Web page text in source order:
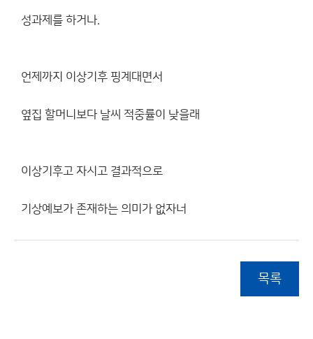
성과제를 하거나.
언제까지 이상기후 핑계대면서
옆집 할머니보다 날씨 적중률이 낮을래
이상기후고 자시고 결과적으로
기상예보가 존재하는 의미가 없자너
목록